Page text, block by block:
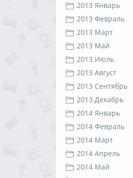
2013 Январь
2013 Февраль
2013 Март
2013 Май
2013 Июль
2013 Август
2013 Сентябрь
2013 Декабрь
2014 Январь
2014 Февраль
2014 Март
2014 Апрель
2014 Май